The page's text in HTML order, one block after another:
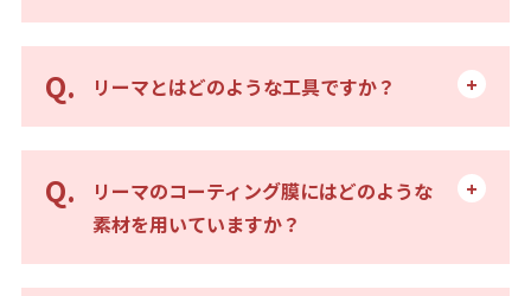
リーマとはどのような工具ですか？
リーマのコーティング膜にはどのような
素材を用いていますか？